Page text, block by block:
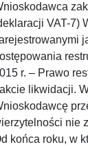
VAT-7)
r. – Prawo
likwidacji.
nie
końca roku, w